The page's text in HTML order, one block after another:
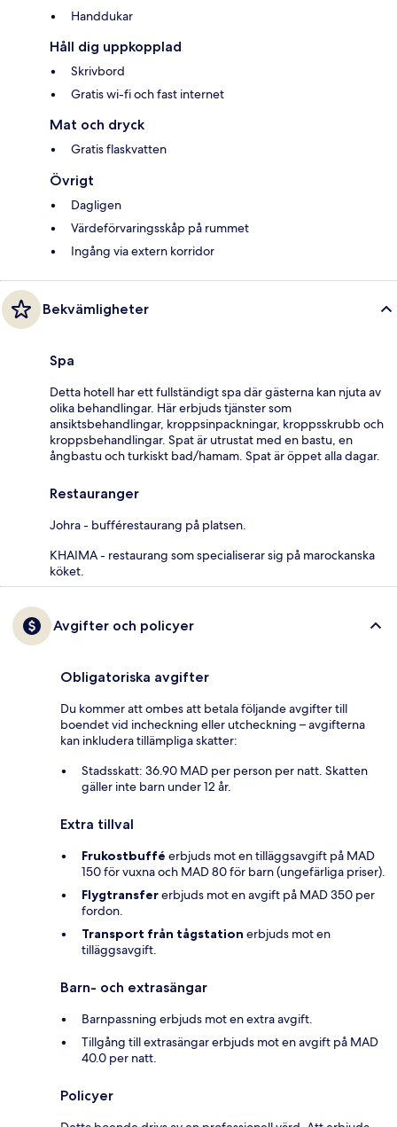
Handdukar
Håll dig uppkopplad
Skrivbord
Gratis wi-fi och fast internet
Mat och dryck
Gratis flaskvatten
Övrigt
Dagligen
Värdeförvaringsskåp på rummet
Ingång via extern korridor
Bekvämligheter
Spa
Detta hotell har ett fullständigt spa där gästerna kan njuta av
olika behandlingar. Här erbjuds tjänster som
ansiktsbehandlingar, kroppsinpackningar, kroppsskrubb och
kroppsbehandlingar. Spat är utrustat med en bastu, en
ångbastu och turkiskt bad/hamam. Spat är öppet alla dagar.
Restauranger
Johra - bufférestaurang på platsen.
KHAIMA - restaurang som specialiserar sig på marockanska
köket.
Avgifter och policyer
Obligatoriska avgifter
Du kommer att ombes att betala följande avgifter till
boendet vid incheckning eller utcheckning – avgifterna
kan inkludera tillämpliga skatter:
Stadsskatt: 36.90 MAD per person per natt. Skatten
gäller inte barn under 12 år.
Extra tillval
Frukostbuffé erbjuds mot en tilläggsavgift på MAD
150 för vuxna och MAD 80 för barn (ungefärliga priser).
Flygtransfererbjuds mot en avgift på MAD 350 per
fordon.
Transport från tågstation erbjuds mot en
tilläggsavgift.
Barn- och extrasängar
Barnpassning erbjuds mot en extra avgift.
Tillgång till extrasängar erbjuds mot en avgift på MAD
40.0 per natt.
Policyer